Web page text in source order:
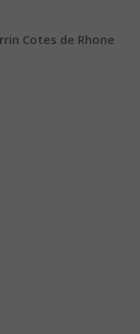
Cotes de Rhone